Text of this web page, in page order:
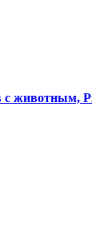
животным,